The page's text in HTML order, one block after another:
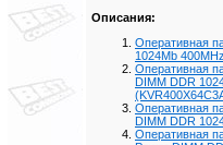
Описания:
Оперативная
1024Mb
Оперативная
DIMM DDR
Оперативная
DIMM DDR
Оперативная